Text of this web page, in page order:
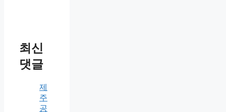
최신
댓글
제
주
공